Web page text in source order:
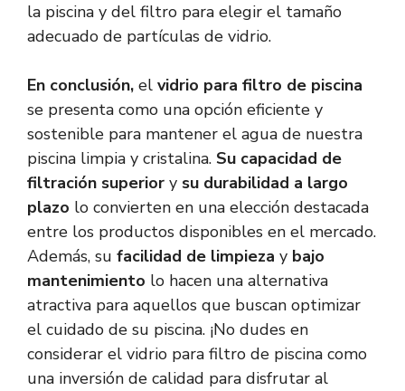
la piscina y del filtro para elegir el tamaño
adecuado de partículas de vidrio.
En conclusión, el vidrio para filtro de piscina
se presenta como una opción eficiente y
sostenible para mantener el agua de nuestra
piscina limpia y cristalina. Su capacidad de
filtración superior y su durabilidad a largo
plazo lo convierten en una elección destacada
entre los productos disponibles en el mercado.
Además, su facilidad de limpieza y bajo
mantenimiento lo hacen una alternativa
atractiva para aquellos que buscan optimizar
el cuidado de su piscina. ¡No dudes en
considerar el vidrio para filtro de piscina como
una inversión de calidad para disfrutar al